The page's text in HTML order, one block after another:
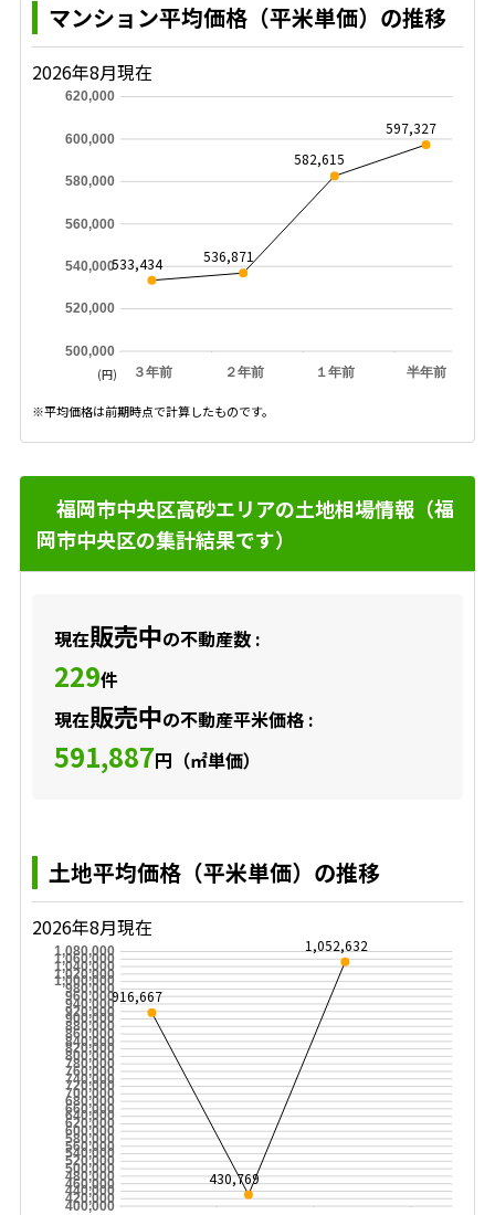
マンション平均価格（平米単価）の推移
2026年8月現在
３年前 ２年前 １年前 半年前
500,000
520,000
540,000
560,000
580,000
600,000
620,000
533,434 536,871
582,615
597,327
(円)
※平均価格は前期時点で計算したものです。
福岡市中央区高砂エリアの土地相場情報（福
岡市中央区の集計結果です）
現在販売中の不動産数 :
229件
現在販売中の不動産平米価格 :
591,887円（㎡単価）
土地平均価格（平米単価）の推移
2026年8月現在
400,000
420,000
440,000
460,000
480,000
500,000
520,000
540,000
560,000
580,000
600,000
620,000
640,000
660,000
680,000
700,000
720,000
740,000
760,000
780,000
800,000
820,000
840,000
860,000
880,000
900,000
920,000
940,000
960,000
980,000
1,000,000
1,020,000
1,040,000
1,060,000
1,080,000
916,667
430,769
1,052,632